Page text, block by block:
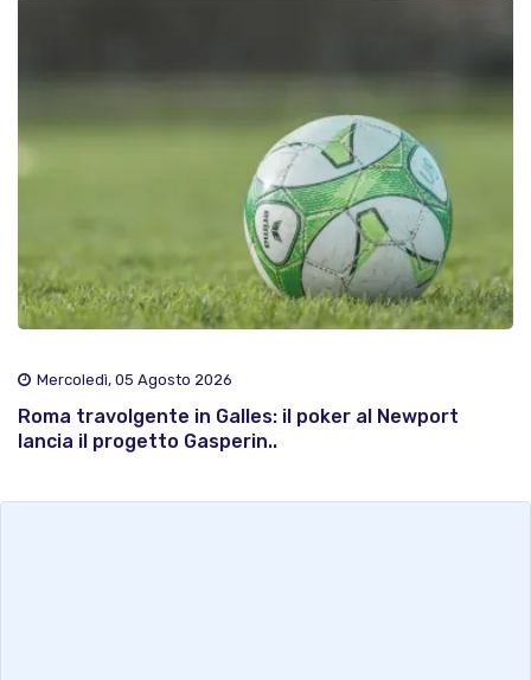
Mercoledì, 05 Agosto 2026
Roma travolgente in Galles: il poker al Newport
lancia il progetto Gasperin..